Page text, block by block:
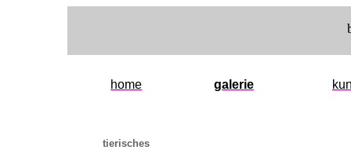
home galerie
tierisches